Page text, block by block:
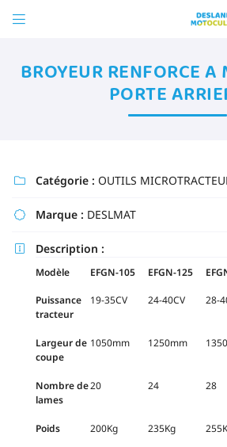

02 43 88 41 58
En cochant cette case, vous consentez à recevoir nos
Vous pouvez nous
BROYEUR RENFORCE
PORTE
 Catégorie : OUTILS
 Marque : DESLMAT
 Description :
Modèle EFGN-105 EFGN-125
Puissance
tracteur
19-35CV 24-40CV 28-
Largeur de
coupe
1050mm 1250mm
Nombre de
lames
20 24 28
Poids 200Kg 235Kg